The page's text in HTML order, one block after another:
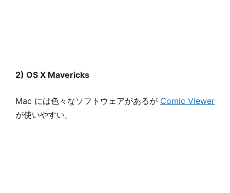
2) OS X Mavericks
Mac には色々なソフトウェアがあるが Comic Viewer
が使いやすい。